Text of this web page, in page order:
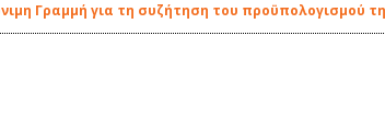
Γραμμή για τη συζήτηση του προϋπολογισμού